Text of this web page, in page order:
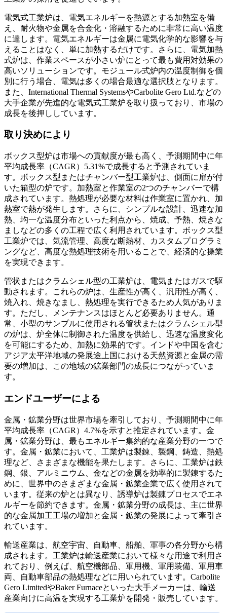
電気式工業炉は、電気エネルギーを熱源とする加熱室を備
え、耐火物や金属を合金化・溶融するために非常に高い温度
に達します。電気エネルギーは金属に電気化学的な影響を与
えることはなく、単に加熱するだけです。さらに、電気加熱
式炉は、作業スペースが小さい炉にとって最も費用対効果の
高いソリューションです。モジュール式炉内の温度制御を個
別に行う場合、電気は多くの場合最適な選択肢となります。
また、International Thermal SystemsやCarbolite Gero Ltd.などの
大手企業が先進的な電気式工業炉を取り扱っており、市場の
成長を後押ししています。
取り決めにより
ボックス型炉は市場への貢献度が最も高く、予測期間中に年
平均成長率（CAGR）5.31%で成長すると予測されていま
す。ボックス型またはチャンバー型工業炉は、側面に扉が付
いた箱型の炉です。加熱室と作業室の2つのチャンバーで構
成されています。熱処理が必要な材料は作業室に置かれ、加
熱室で熱が発生します。さらに、シンプルな設計、迅速な加
熱、均一な温度分布といった利点から、焼成、予熱、焼きな
ましなどの多くの工程で広く利用されています。ボックス型
工業炉では、気流管理、高度な断熱材、カスタムプログラミ
ングなど、高度な熱処理技術を用いることで、経済的な操業
を実現できます。
管状またはクラムシェル型の工業炉は、電気またはガスで駆
動されます。これらの炉は、生産性が高く、汎用性が高く、
焼入れ、焼きなまし、熱処理を実行できるため人気がありま
す。ただし、メンテナンスはほとんど必要ありません。通
常、小型のサンプルに使用される管状またはクラムシェル型
の炉は、炉全体に制御された温度を供給し、迅速な温度変化
を可能にするため、加熱に効果的です。インドや中国を含む
アジア太平洋地域の発展途上国における天然資源と金属の需
要の増加は、この地域の鉱業部門の成長につながっていま
す。
エンドユーザーによる
金属・鉱業分野は世界市場を牽引しており、予測期間中に年
平均成長率（CAGR）4.7%を示すと推定されています。金
属・鉱業分野は、最もエネルギー集約的な産業分野の一つで
す。金属・鉱業において、工業炉は製錬、製鋼、鋳造、熱処
理など、さまざまな機能を果たします。さらに、工業炉は鉄
鋼、銀、アルミニウム、金などの金属を効率的に製錬するた
めに、世界中のさまざまな金属・鉱業企業で広く使用されて
います。従来の炉とは異なり、誘導炉は製錬プロセスでエネ
ルギーを節約できます。金属・鉱業分野の成長は、主に世界
的な金属加工工場の増加と金属・鉱業の発展によって牽引さ
れています。
輸送産業は、航空宇宙、自動車、船舶、軍事の各分野から構
成されます。工業炉は輸送産業において様々な用途で利用さ
れており、例えば、航空機部品、軍用機、軍用装備、軍用車
両、自動車部品の熱処理などに用いられています。Carbolite
Gero LimitedやBaker Furnaceといった大手メーカーは、輸送
産業向けに高温を実現する工業炉を開発・販売しています。